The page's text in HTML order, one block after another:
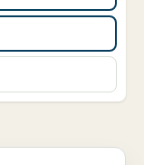
Niederösterreich